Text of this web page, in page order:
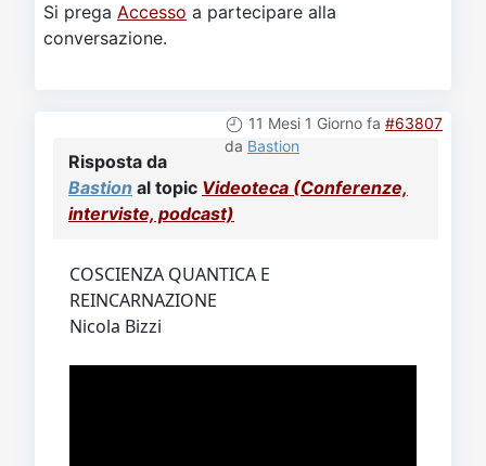
Si prega Accesso a partecipare alla
conversazione.
11 Mesi 1 Giorno fa #63807
da Bastion
Risposta da
Bastion al topic Videoteca (Conferenze,
interviste, podcast)
COSCIENZA QUANTICA E
REINCARNAZIONE
Nicola Bizzi